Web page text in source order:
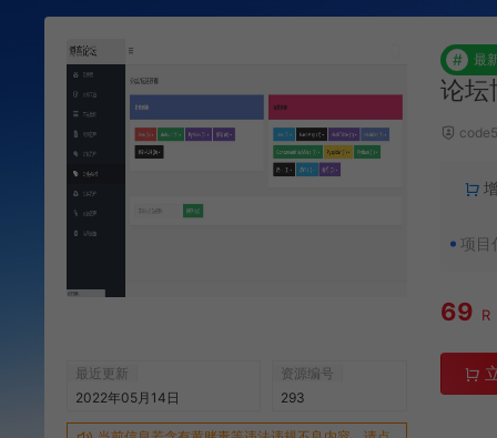
最近更新
2022年05月14日
资源编号
293
# 最
论坛
项目
69 R